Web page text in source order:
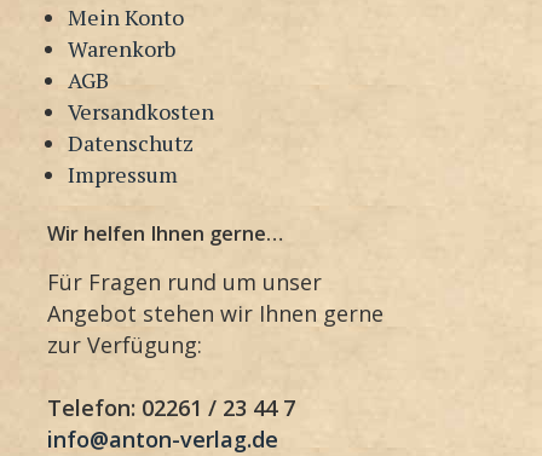
Mein Konto
Warenkorb
AGB
Versandkosten
Datenschutz
Impressum
Wir helfen Ihnen gerne…
Für Fragen rund um unser
Angebot stehen wir Ihnen gerne
zur Verfügung:
Telefon: 02261 / 23 44 7
info@anton-verlag.de